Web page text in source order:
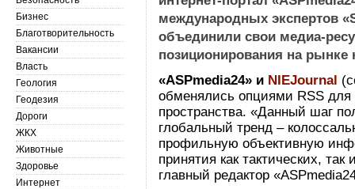
международных экспертов
объединили свои медиа-
позиционирования на
«ASPmedia24» и NIEJournal
обменялись опциями RSS
пространства. «Данный шаг
глобальный тренд –
профильную объективную
принятия как тактических,
главный редактор
Бизнес
Благотворительность
Вакансии
Власть
Геология
Геодезия
Дороги
ЖКХ
Животные
Здоровье
Интернет